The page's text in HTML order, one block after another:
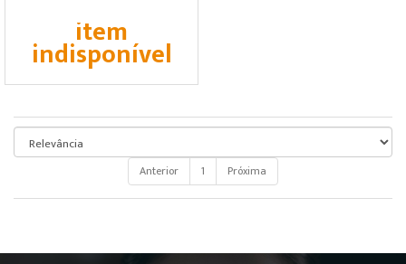
item
indisponível
Anterior 1 Próxima